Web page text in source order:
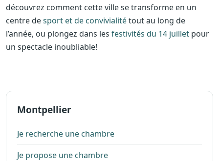
découvrez comment cette ville se transforme en un
centre desport et de convivialitétout au long de
l’année, ou plongez dans les festivités du 14 juillet pour
un spectacle inoubliable!
Montpellier
Je recherche une chambre
Je propose une chambre